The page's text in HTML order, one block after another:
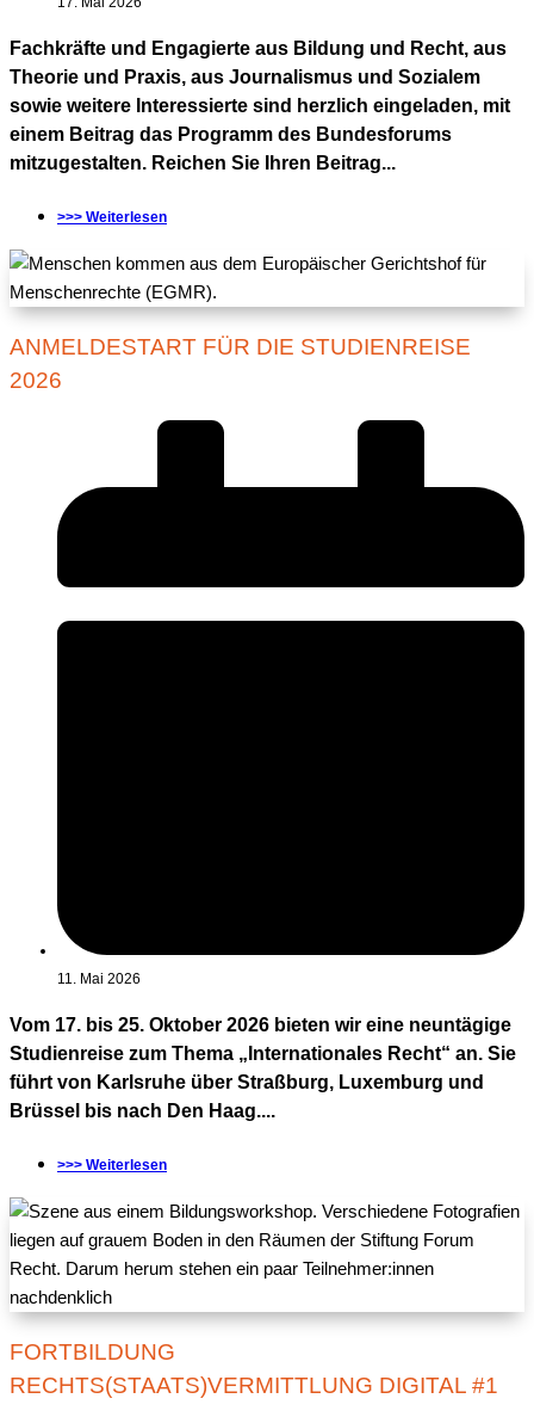
Fachkräfte und Engagierte aus Bildung und Recht, aus
Theorie und Praxis, aus Journalismus und Sozialem
sowie weitere Interessierte sind herzlich eingeladen, mit
einem Beitrag das Programm des Bundesforums
mitzugestalten. Reichen Sie Ihren Beitrag...
>>> Weiterlesen
ANMELDESTART FÜR DIE STUDIENREISE
2026
11. Mai 2026
Vom 17. bis 25. Oktober 2026 bieten wir eine neuntägige
Studienreise zum Thema „Internationales Recht“ an. Sie
führt von Karlsruhe über Straßburg, Luxemburg und
Brüssel bis nach Den Haag....
>>> Weiterlesen
FORTBILDUNG
RECHTS(STAATS)VERMITTLUNG DIGITAL #1